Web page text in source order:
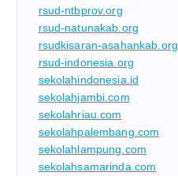
rsud-ntbprov.org
rsud-natunakab.org
rsudkisaran-asahankab.org
rsud-indonesia.org
sekolahindonesia.id
sekolahjambi.com
sekolahriau.com
sekolahpalembang.com
sekolahlampung.com
sekolahsamarinda.com